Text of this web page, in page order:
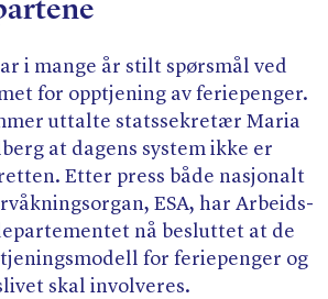
i mange år stilt spørsmål ved
for opptjening av feriepenger.
uttalte statssekretær Maria
at dagens system ikke er
Etter press både nasjonalt
ESA, har Arbeids-
nå besluttet at de
for feriepenger og
skal involveres.